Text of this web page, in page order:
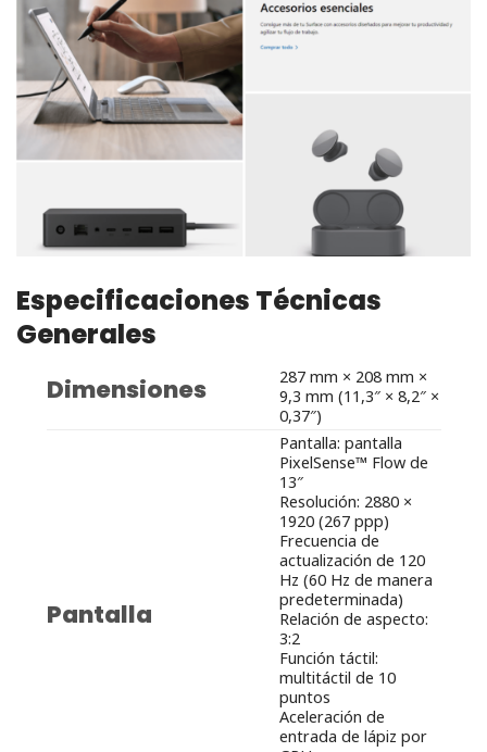
Especificaciones Técnicas
Generales
Dimensiones
287 mm × 208 mm ×
9,3 mm (11,3″ × 8,2″ ×
0,37″)
Pantalla
Pantalla: pantalla
PixelSense™ Flow de
13″
Resolución: 2880 ×
1920 (267 ppp)
Frecuencia de
actualización de 120
Hz (60 Hz de manera
predeterminada)
Relación de aspecto:
3:2
Función táctil:
multitáctil de 10
puntos
Aceleración de
entrada de lápiz por